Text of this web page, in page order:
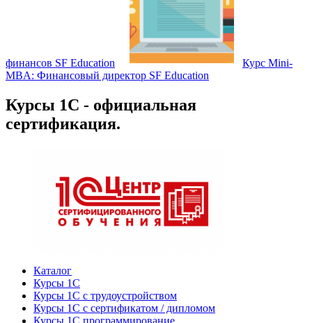
финансов SF Education
Курс Mini-
MBA: Финансовый директор SF Education
Курсы 1С - официальная
сертификация.
Каталог
Курсы 1С
Курсы 1С с трудоустройством
Курсы 1С с сертификатом / дипломом
Курсы 1С программирование